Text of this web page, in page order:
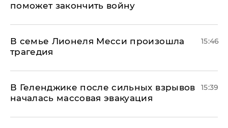
поможет закончить войну
В семье Лионеля Месси произошла
трагедия
15:46
В Геленджике после сильных взрывов
началась массовая эвакуация
15:39